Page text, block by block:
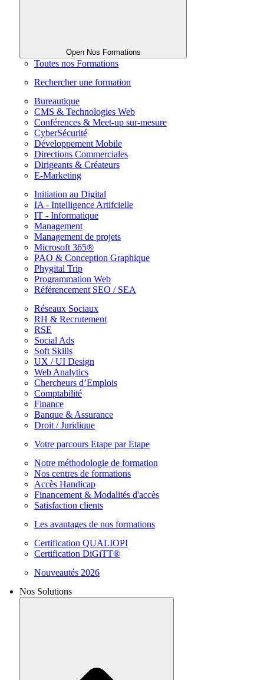
Open Nos Formations
Toutes nos Formations
Rechercher une formation
Bureautique
CMS & Technologies Web
Conférences & Meet-up sur-mesure
CyberSécurité
Développement Mobile
Directions Commerciales
Dirigeants & Créateurs
E-Marketing
Initiation au Digital
IA - Intelligence Artifcielle
IT - Informatique
Management
Management de projets
Microsoft 365®
PAO & Conception Graphique
Phygital Trip
Programmation Web
Référencement SEO / SEA
Réseaux Sociaux
RH & Recrutement
RSE
Social Ads
Soft Skills
UX / UI Design
Web Analytics
Chercheurs d’Emplois
Comptabilité
Finance
Banque & Assurance
Droit / Juridique
Votre parcours Etape par Etape
Notre méthodologie de formation
Nos centres de formations
Accès Handicap
Financement & Modalités d'accès
Satisfaction clients
Les avantages de nos formations
Certification QUALIOPI
Certification DiGiTT®
Nouveautés 2026
Nos Solutions